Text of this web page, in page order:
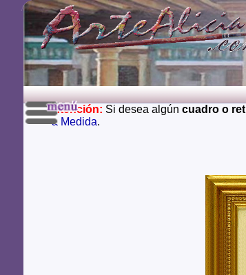
Atención: Si desea algún cuadro o
a Medida.